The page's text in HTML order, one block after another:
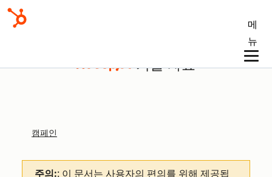
메
뉴
기술 자료
캠페인
주의:: 이 문서는 사용자의 편의를 위해 제공됩